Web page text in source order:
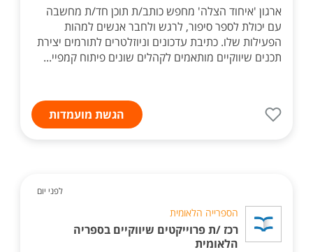
ארגון 'איחוד הצלה' מחפש כותב/ת תוכן חד/ת מחשבה
עם יכולת לספר סיפור, לרגש ולחבר אנשים למהות
הפעילות שלו. כתיבת עדכונים וניוזלטרים לתורמים יצירת
תכנים שיווקיים מותאמים לקהלים שונים פיתוח קמפיי...
הגשת מועמדות
לפני יום
הספרייה הלאומית
רכז /ת פרוייקטים שיווקיים בספריה
הלאומית